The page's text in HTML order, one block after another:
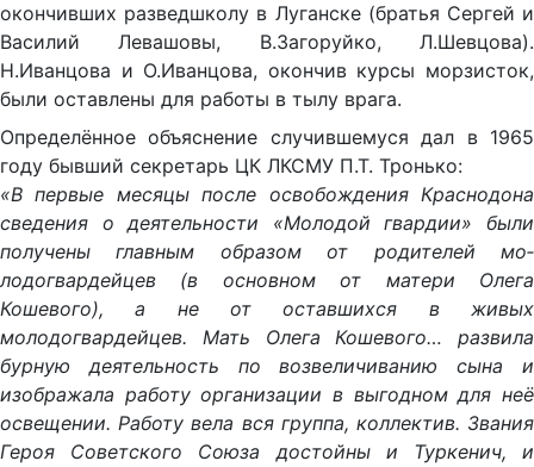
окончивших разведшколу в Луганске (братья Сергей и
Василий Левашовы, В.Заго­руйко, Л.Шевцова).
Н.Иванцова и О.Иванцова, окончив курсы морзисток,
были оставлены для работы в тылу врага.
Определённое объяснение случившемуся дал в 1965
году быв­ший секретарь ЦК ЛКСМУ П.Т. Тронько:
«В первые месяцы по­сле освобождения Краснодона
сведения о деятельности «Моло­дой гвардии» были
получены главным образом от родителей мо­
лодогвардейцев (в основном от матери Олега
Кошевого), а не от оставшихся в живых
молодогвардейцев. Мать Олега Кошевого… развила
бурную деятельность по возвеличиванию сына и
изобра­жала работу организации в выгодном для неё
освещении. Работу вела вся группа, коллектив. Звания
Героя Советского Союза до­стойны и Туркенич, и